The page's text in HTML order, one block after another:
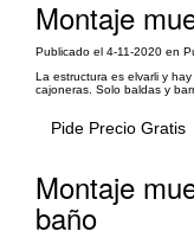
Montaje
Publicado el 4-11-2020 en
La estructura es elvarli y
cajoneras. Solo baldas y
Pide Precio Gratis
Montaje
baño